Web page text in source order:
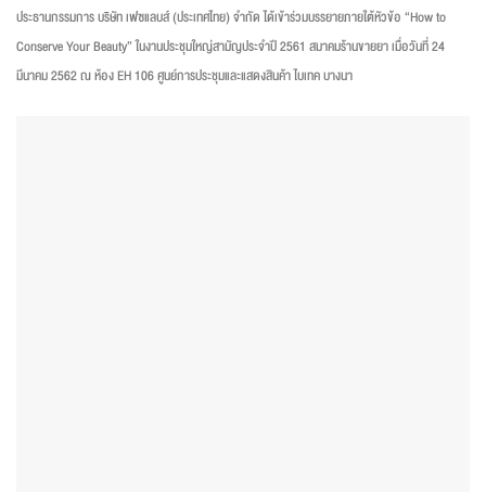
ประธานกรรมการ บริษัท เฟซแลบส์ (ประเทศไทย) จำกัด ได้เข้าร่วมบรรยายภายใต้หัวข้อ “How to
Conserve Your Beauty” ในงานประชุมใหญ่สามัญประจำปี 2561 สมาคมร้านขายยา เมื่อวันที่ 24
มีนาคม 2562 ณ ห้อง EH 106 ศูนย์การประชุมและแสดงสินค้า ไบเทค บางนา